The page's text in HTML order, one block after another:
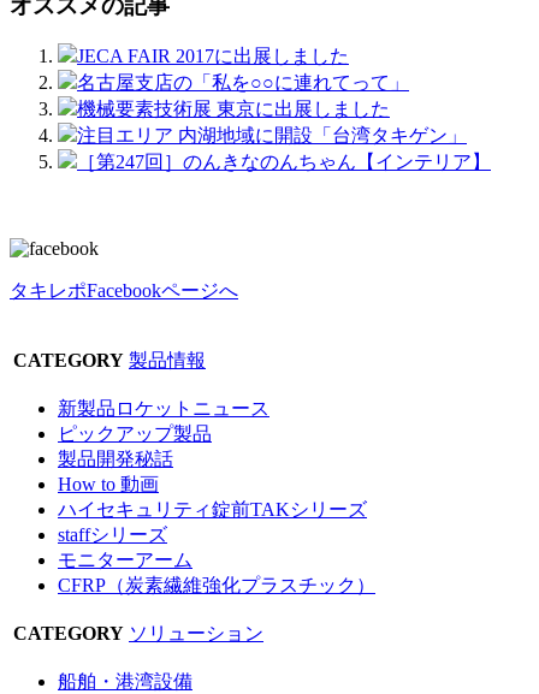
オススメの記事
JECA FAIR 2017に出展しました
名古屋支店の「私を○○に連れてって」
機械要素技術展 東京に出展しました
注目エリア 内湖地域に開設「台湾タキゲン」
［第247回］のんきなのんちゃん【インテリア】
タキレポFacebookページへ
CATEGORY 製品情報
新製品ロケットニュース
ピックアップ製品
製品開発秘話
How to 動画
ハイセキュリティ錠前TAKシリーズ
staffシリーズ
モニターアーム
CFRP（炭素繊維強化プラスチック）
CATEGORY ソリューション
船舶・港湾設備